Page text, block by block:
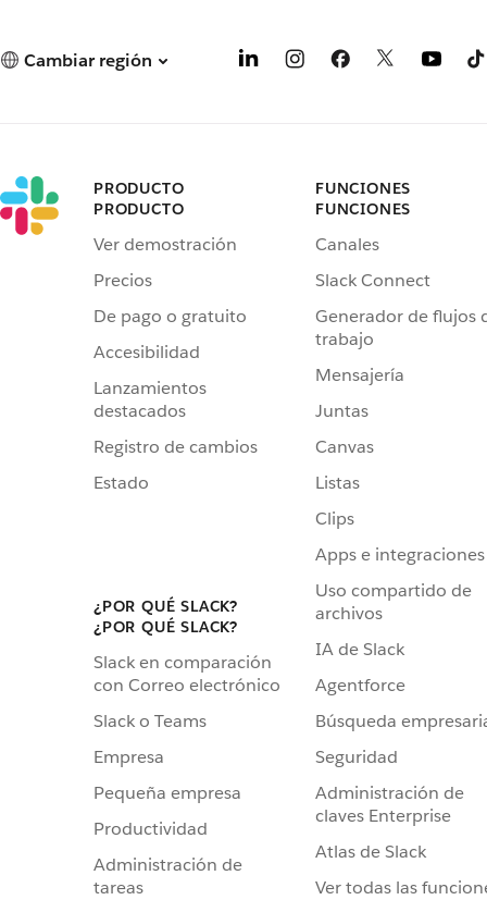
Cambiar región
PRODUCTO
PRODUCTO
Ver demostración
Precios
De pago o gratuito
Accesibilidad
Lanzamientos
destacados
Registro de cambios
Estado
¿POR QUÉ SLACK?
¿POR QUÉ SLACK?
Slack en comparación
con Correo electrónico
Slack o Teams
Empresa
Pequeña empresa
Productividad
Administración de
tareas
FUNCIONES
FUNCIONES
Canales
Slack Connect
Generador de flujos
trabajo
Mensajería
Juntas
Canvas
Listas
Clips
Apps e integraciones
Uso compartido de
archivos
IA de Slack
Agentforce
Búsqueda
Seguridad
Administración de
claves Enterprise
Atlas de Slack
Ver todas las